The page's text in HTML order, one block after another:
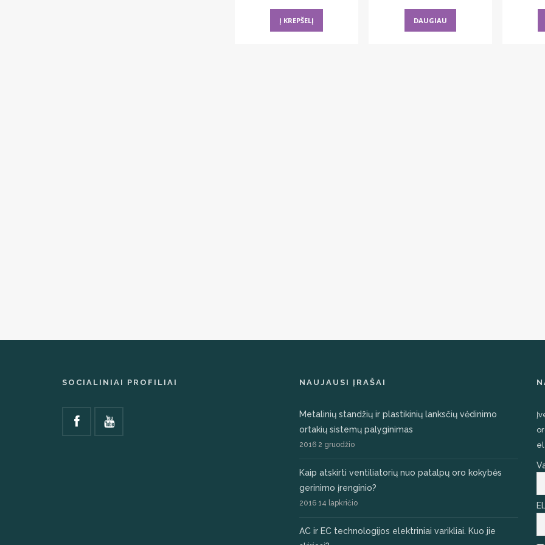
Į KREPŠELĮ DAUGIAU
SOCIALINIAI PROFILIAI NAUJAUSI ĮRAŠAI
Metalinių standžių ir plastikinių lanksčių vėdinimo
ortakių sistemų palyginimas
2016 2 gruodžio
Kaip atskirti ventiliatorių nuo patalpų oro kokybės
gerinimo įrenginio?
2016 14 lapkričio
AC ir EC technologijos elektriniai varikliai. Kuo jie